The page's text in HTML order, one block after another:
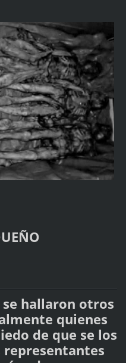
hallaron otros
quienes
de que se los
representantes